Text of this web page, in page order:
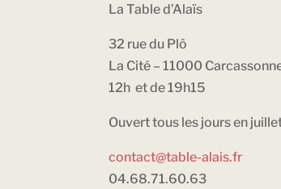
La Table d’Alaïs
32 rue du Plô
La Cité – 11000
12h et de 19h15
Ouvert tous les jours en
contact@table-alais.fr
04.68.71.60.63